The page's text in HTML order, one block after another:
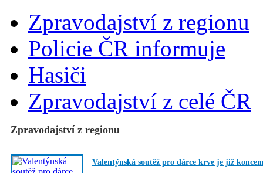
Zpravodajství z regionu
Policie ČR informuje
Hasiči
Zpravodajství z celé ČR
Zpravodajství z regionu
Valentýnská soutěž pro dárce krve je již